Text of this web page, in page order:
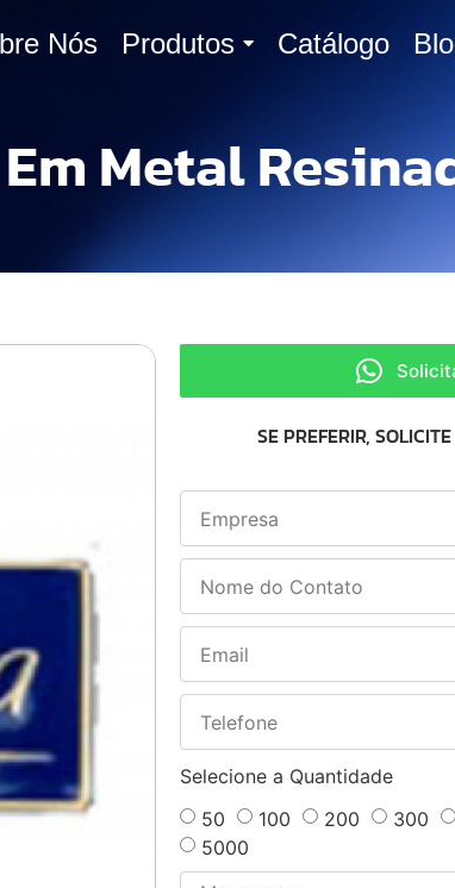
Nós Produtos Catálogo
Metal
SE PREFERIR,
Selecione a Quantidade
50
100 200 300
5000